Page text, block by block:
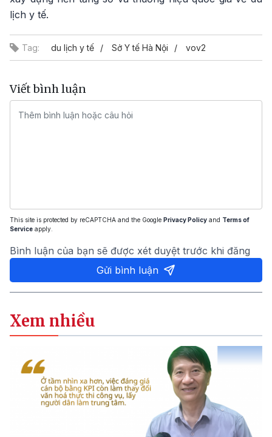
lịch y tế.
Tag: du lịch y tế Sở Y tế Hà Nội vov2
Viết bình luận
This site is protected by reCAPTCHA and the Google Privacy Policy and Terms of
Service apply.
Bình luận của bạn sẽ được xét duyệt trước khi đăng
Gửi bình luận
Xem nhiều